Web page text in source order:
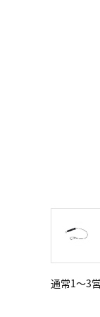
通常1～3